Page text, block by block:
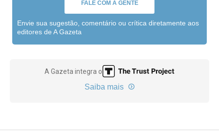
FALE COM A GENTE
Envie sua sugestão, comentário ou crítica diretamente aos
editores de A Gazeta
A Gazeta integra o
Saiba mais